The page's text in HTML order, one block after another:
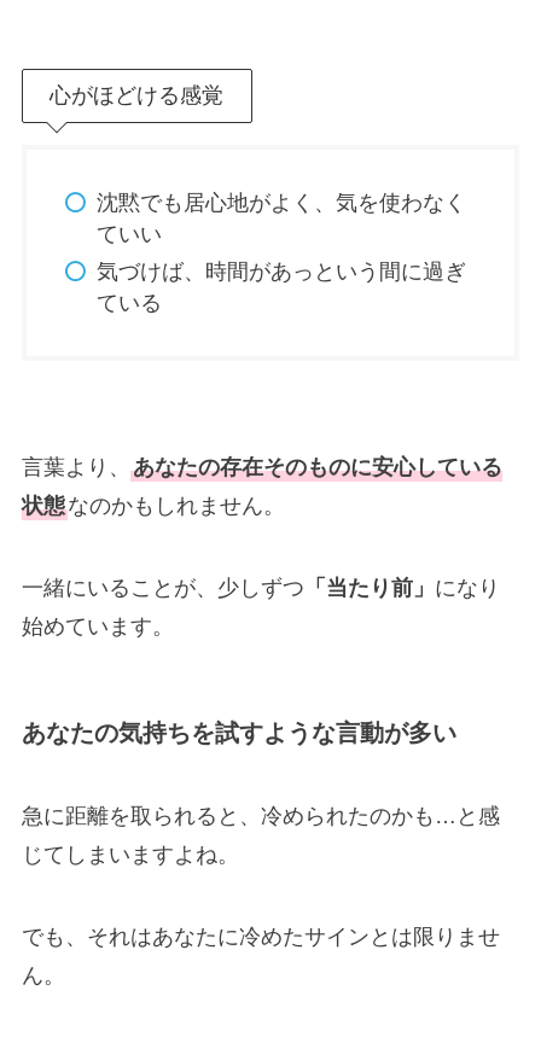
心がほどける感覚
沈黙でも居心地がよく、気を使わなく
ていい
気づけば、時間があっという間に過ぎ
ている
言葉より、 あなたの存在そのものに安心している
状態なのかもしれません。
一緒にいることが、少しずつ 「当たり前」 になり
始めています。
あなたの気持ちを試すような言動が多い
急に距離を取られると、冷められたのかも…と感
じてしまいますよね。
でも、それはあなたに冷めたサインとは限りませ
ん。